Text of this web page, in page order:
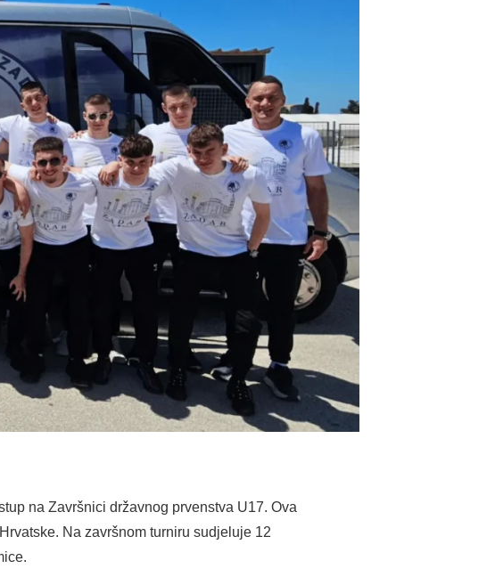
na Završnici državnog prvenstva U17. Ova
Na završnom turniru sudjeluje 12